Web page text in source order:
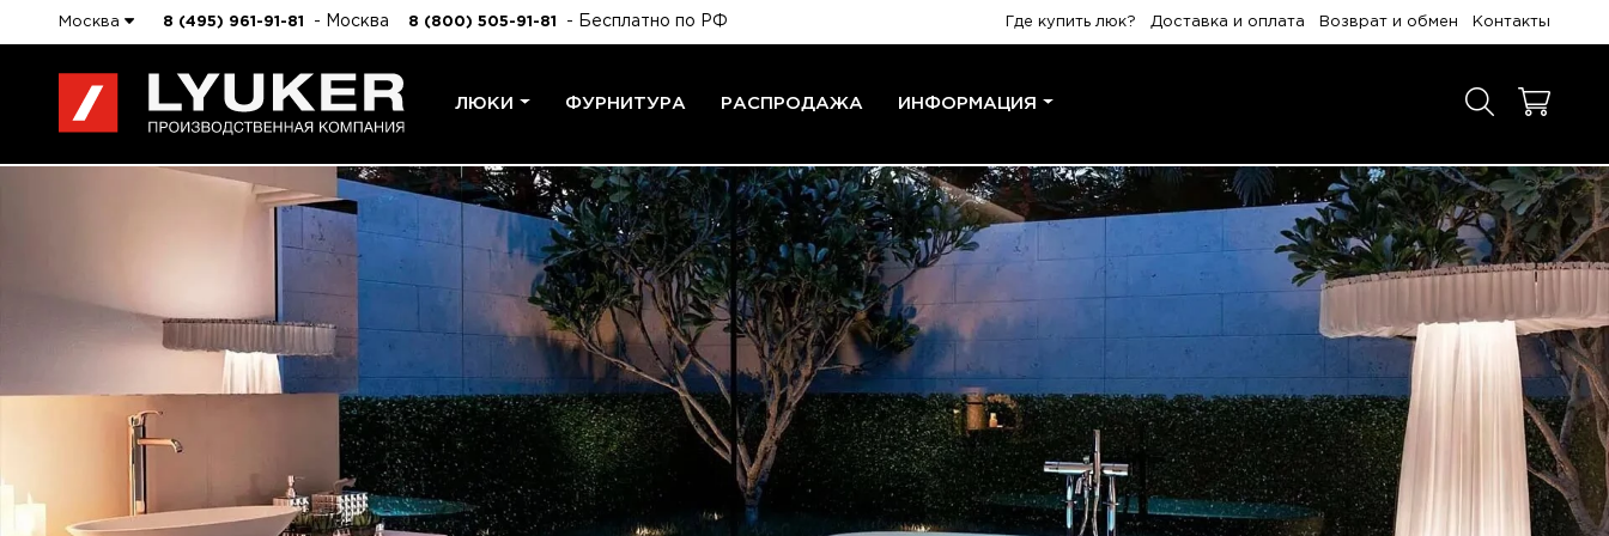
Москва 8 (495) 961-91-81 - Москва 8 (800) 505-91-81 - Бесплатно по РФ Где купить люк? Доставка и оплата Возврат и обмен Контакты
ЛЮКИ ФУРНИТУРА РАСПРОДАЖА ИНФОРМАЦИЯ